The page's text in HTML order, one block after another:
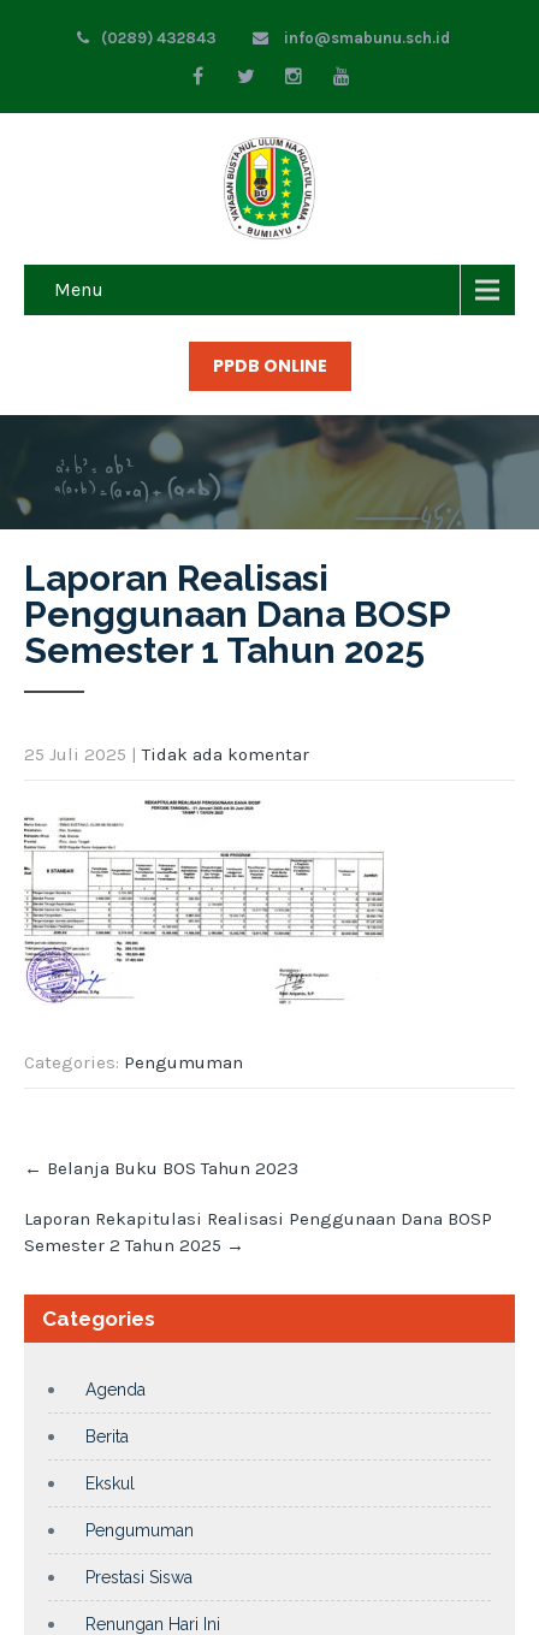
(0289) 432843 info@smabunu.sch.id
Menu
PPDB ONLINE
Laporan Realisasi
Penggunaan Dana BOSP
Semester 1 Tahun 2025
25 Juli 2025 |Tidak ada komentar
Categories: Pengumuman
navigation
← Belanja Buku BOS Tahun 2023
Laporan Rekapitulasi Realisasi Penggunaan Dana BOSP
Semester 2 Tahun 2025 →
Categories
Agenda
Berita
Ekskul
Pengumuman
Prestasi Siswa
Renungan Hari Ini